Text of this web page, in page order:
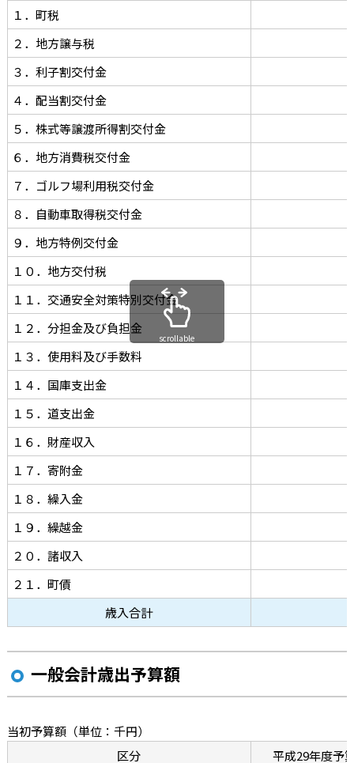
１．町税
２．地方譲与税
３．利子割交付金
４．配当割交付金
５．株式等譲渡所得割交付金
６．地方消費税交付金
７．ゴルフ場利用税交付金
８．自動車取得税交付金
９．地方特例交付金
１０．地方交付税
１１．交通安全対策特別交付金
１２．分担金及び負担金
１３．使用料及び手数料
１４．国庫支出金
１５．道支出金
１６．財産収入
１７．寄附金
１８．繰入金
１９．繰越金
２０．諸収入
２１．町債
歳入合計
scrollable
一般会計歳出予算額
当初予算額（単位：千円）
区分
平成29年度予